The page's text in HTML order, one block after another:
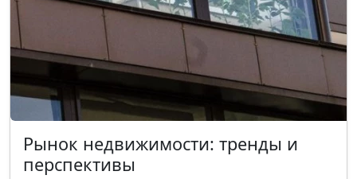
Рынок недвижимости: тренды и
перспективы